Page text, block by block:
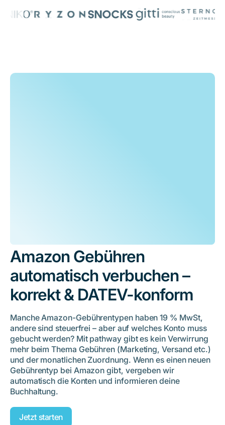
Amazon Gebühren
automatisch verbuchen –
korrekt & DATEV-konform
Manche Amazon-Gebührentypen haben 19 % MwSt,
andere sind steuerfrei – aber auf welches Konto muss
gebucht werden? Mit pathway gibt es kein Verwirrung
mehr beim Thema Gebühren (Marketing, Versand etc.)
und der monatlichen Zuordnung. Wenn es einen neuen
Gebührentyp bei Amazon gibt, vergeben wir
automatisch die Konten und informieren deine
Buchhaltung.
Jetzt starten